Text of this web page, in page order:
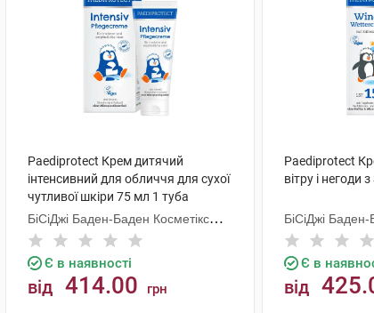
Paediprotect Крем дитячий
інтенсивний для обличчя для сухої
чутливої шкіри 75 мл 1 туба
БіСіДжі Баден-Баден Косметікс
Груп Гмбх
Є в наявності
від 414.00 грн
Paediprotect
вітру і негоди
БіСіДжі
Груп Гмбх
Є в
від